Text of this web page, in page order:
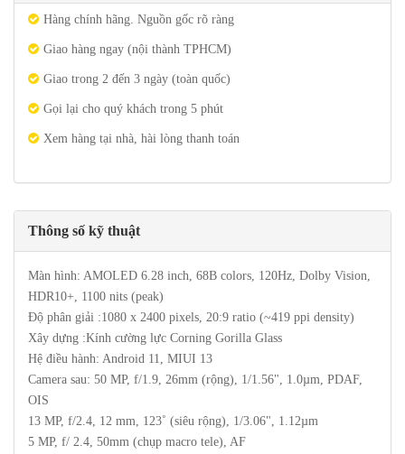
Hàng chính hãng. Nguồn gốc rõ ràng
Giao hàng ngay (nội thành TPHCM)
Giao trong 2 đến 3 ngày (toàn quốc)
Gọi lại cho quý khách trong 5 phút
Xem hàng tại nhà, hài lòng thanh toán
Thông số kỹ thuật
Màn hình: AMOLED 6.28 inch, 68B colors, 120Hz, Dolby Vision,
HDR10+, 1100 nits (peak)
Độ phân giải :1080 x 2400 pixels, 20:9 ratio (~419 ppi density)
Xây dựng :Kính cường lực Corning Gorilla Glass
Hệ điều hành: Android 11, MIUI 13
Camera sau: 50 MP, f/1.9, 26mm (rộng), 1/1.56", 1.0µm, PDAF,
OIS
13 MP, f/2.4, 12 mm, 123˚ (siêu rộng), 1/3.06", 1.12µm
5 MP, f/ 2.4, 50mm (chụp macro tele), AF